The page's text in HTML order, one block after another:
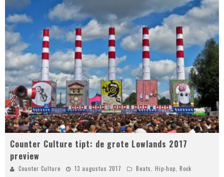
Counter Culture tipt: de grote Lowlands 2017
preview
Counter Culture 13 augustus 2017 Beats Hip-hop Rock